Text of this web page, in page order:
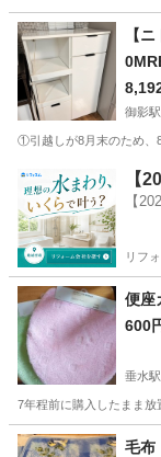
兵庫 三田市 そ
【
御影駅
①引越しが8月末のため、
兵庫 神戸市 御
【
【
リフ
便
600
垂水駅
7年程前に購入したまま放
兵庫 神戸市 垂
毛布